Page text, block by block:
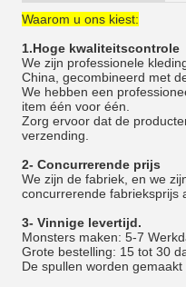
Waarom u ons kiest:
1.Hoge kwaliteitscontrole
We zijn professionele
China, gecombineerd met
We hebben een
item één voor één.
Zorg ervoor dat de
verzending.
2- Concurrerende prijs
We zijn de fabriek, en we
concurrerende fabrieksprijs
3- Vinnige levertijd.
Monsters maken: 5-7
Grote bestelling: 15 tot 30
De spullen worden